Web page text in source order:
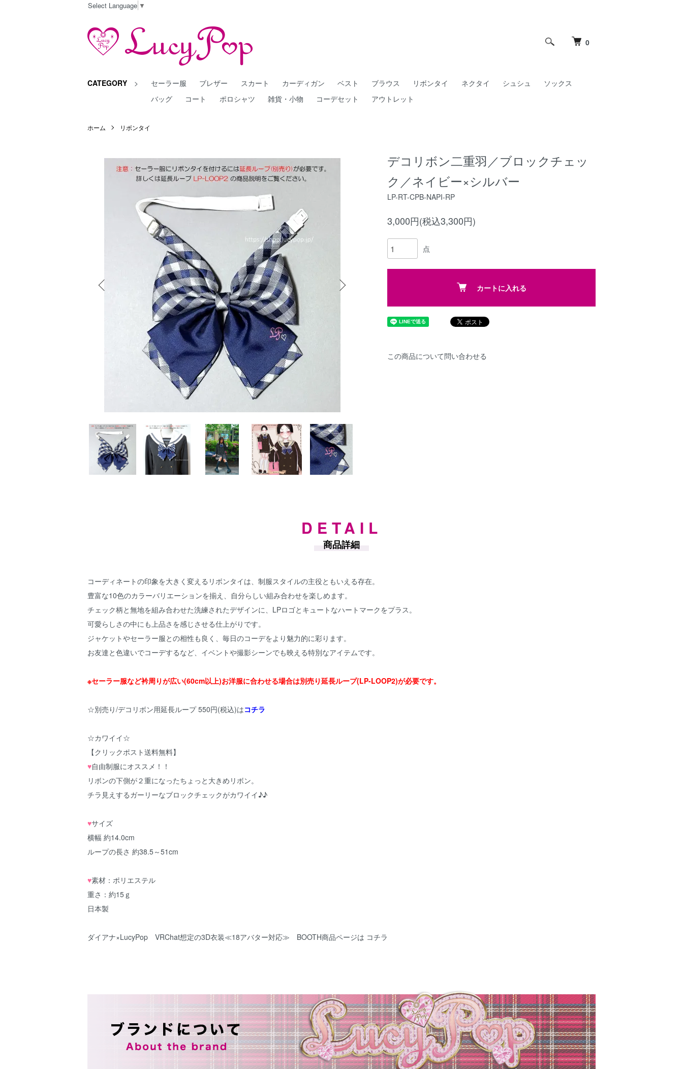
Select Language ▼
0
CATEGORY > セーラー服 ブレザー スカート カーディガン ベスト ブラウス リボンタイ ネクタイ シュシュ
ソックス
バッグ
コート ポロシャツ 雑貨・小物 コーデセット アウトレット
ホーム リボンタイ
デコリボン二重羽／ブロックチェッ
ク／ネイビー×シルバー
LP-RT-CPB-NAPI-RP
3,000円(税込3,300円)
点
カートに入れる
この商品について問い合わせる
DETAIL
商品詳細
コーディネートの印象を大きく変えるリボンタイは、制服スタイルの主役ともいえる存在。
豊富な10色のカラーバリエーションを揃え、自分らしい組み合わせを楽しめます。
チェック柄と無地を組み合わせた洗練されたデザインに、LPロゴとキュートなハートマークをプラス。
可愛らしさの中にも上品さを感じさせる仕上がりです。
ジャケットやセーラー服との相性も良く、毎日のコーデをより魅力的に彩ります。
お友達と色違いでコーデするなど、イベントや撮影シーンでも映える特別なアイテムです。
※セーラー服など衿周りが広い(60cm以上)お洋服に合わせる場合は別売り延長ループ(LP-LOOP2)が必要です。
☆別売り/デコリボン用延長ループ 550円(税込)はコチラ
☆カワイイ☆
【クリックポスト送料無料】
♥自由制服にオススメ！！
リボンの下側が２重になったちょっと大きめリボン。
チラ見えするガーリーなブロックチェックがカワイイ♪♪
♥サイズ
横幅 約14.0cm
ループの長さ 約38.5～51cm
♥素材：ポリエステル
重さ：約15ｇ
日本製
ダイアナ×LucyPop VRChat想定の3D衣装≪18アバター対応≫ BOOTH商品ページは コチラ